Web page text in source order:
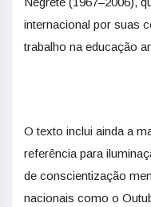
internacional por suas
trabalho na educação
O texto inclui ainda a
referência para
de conscientização
nacionais como o